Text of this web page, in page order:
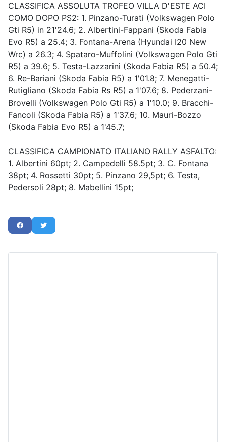
CLASSIFICA ASSOLUTA TROFEO VILLA D'ESTE ACI
COMO DOPO PS2: 1. Pinzano-Turati (Volkswagen Polo
Gti R5) in 21'24.6; 2. Albertini-Fappani (Skoda Fabia
Evo R5) a 25.4; 3. Fontana-Arena (Hyundai I20 New
Wrc) a 26.3; 4. Spataro-Muffolini (Volkswagen Polo Gti
R5) a 39.6; 5. Testa-Lazzarini (Skoda Fabia R5) a 50.4;
6. Re-Bariani (Skoda Fabia R5) a 1'01.8; 7. Menegatti-
Rutigliano (Skoda Fabia Rs R5) a 1'07.6; 8. Pederzani-
Brovelli (Volkswagen Polo Gti R5) a 1'10.0; 9. Bracchi-
Fancoli (Skoda Fabia R5) a 1'37.6; 10. Mauri-Bozzo
(Skoda Fabia Evo R5) a 1'45.7;
CLASSIFICA CAMPIONATO ITALIANO RALLY ASFALTO:
1. Albertini 60pt; 2. Campedelli 58.5pt; 3. C. Fontana
38pt; 4. Rossetti 30pt; 5. Pinzano 29,5pt; 6. Testa,
Pedersoli 28pt; 8. Mabellini 15pt;